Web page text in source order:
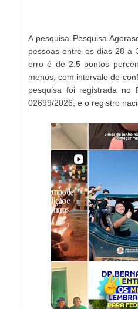
A pesquisa Pesquisa
pessoas entre os dias 28 a
erro é de 2,5 pontos
menos, com intervalo de
pesquisa foi registrada no
02699/2026; e o registro